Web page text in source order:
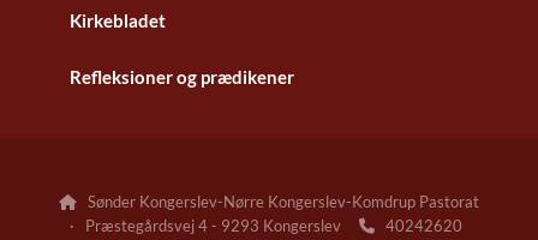
Kirkebladet
Refleksioner og prædikener

Sønder Kongerslev-Nørre Kongerslev-Komdrup Pastorat
· Præstegårdsvej 4 - 9293 Kongerslev
40242620